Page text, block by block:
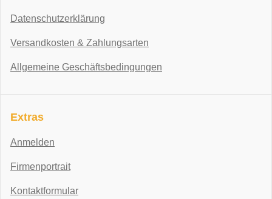
Datenschutzerklärung
Versandkosten & Zahlungsarten
Allgemeine Geschäftsbedingungen
Extras
Anmelden
Firmenportrait
Kontaktformular